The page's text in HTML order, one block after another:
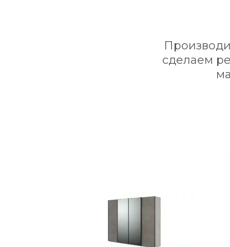
сделаем